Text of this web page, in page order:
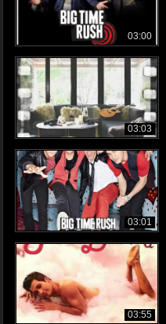
03:00
03:03
03:01
03:55